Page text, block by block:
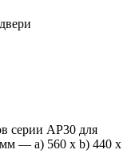
серии AP30 для
мм — а) 560 x b) 440 x